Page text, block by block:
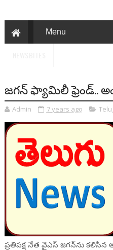
జగన్ ఫ్యామిలీ ఫ్రెండ్..
Admin 7 years ago
ప్రతిపక్ష నేత వైఎస్ జగన్‌ను కలిసిన